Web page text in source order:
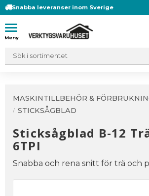
Meny
Snabba leveranser inom Sverige
MASKINTILLBEHÖR &
STICKSÅGBLAD
Sticksågblad B-12
6TPI
Snabba och rena snitt för trä och